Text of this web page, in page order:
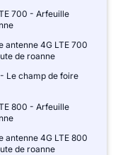
700 - Arfeuille
antenne 4G LTE 700
de roanne
Le champ de foire
800 - Arfeuille
antenne 4G LTE 800
de roanne